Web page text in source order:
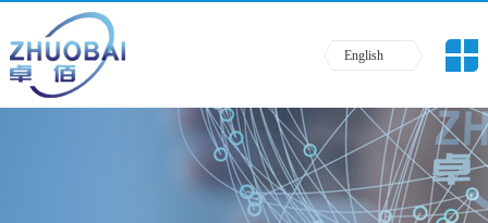
English